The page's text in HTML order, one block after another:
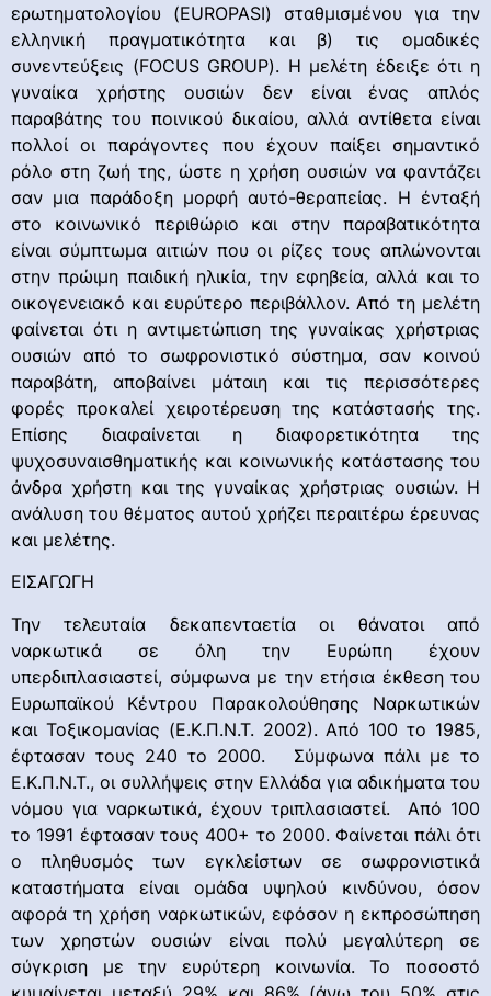
ερωτηματολογίου (EUROPASI) σταθμισμένου για την
ελληνική πραγματικότητα και β) τις ομαδικές
συνεντεύξεις (FOCUS GROUP). Η μελέτη έδειξε ότι η
γυναίκα χρήστης ουσιών δεν είναι ένας απλός
παραβάτης του ποινικού δικαίου, αλλά αντίθετα είναι
πολλοί οι παράγοντες που έχουν παίξει σημαντικό
ρόλο στη ζωή της, ώστε η χρήση ουσιών να φαντάζει
σαν μια παράδοξη μορφή αυτό-θεραπείας. Η ένταξή
στο κοινωνικό περιθώριο και στην παραβατικότητα
είναι σύμπτωμα αιτιών που οι ρίζες τους απλώνονται
στην πρώιμη παιδική ηλικία, την εφηβεία, αλλά και το
οικογενειακό και ευρύτερο περιβάλλον. Από τη μελέτη
φαίνεται ότι η αντιμετώπιση της γυναίκας χρήστριας
ουσιών από το σωφρονιστικό σύστημα, σαν κοινού
παραβάτη, αποβαίνει μάταιη και τις περισσότερες
φορές προκαλεί χειροτέρευση της κατάστασής της.
Επίσης διαφαίνεται η διαφορετικότητα της
ψυχοσυναισθηματικής και κοινωνικής κατάστασης του
άνδρα χρήστη και της γυναίκας χρήστριας ουσιών. Η
ανάλυση του θέματος αυτού χρήζει περαιτέρω έρευνας
και μελέτης.
ΕΙΣΑΓΩΓΗ
Την τελευταία δεκαπενταετία οι θάνατοι από
ναρκωτικά σε όλη την Ευρώπη έχουν
υπερδιπλασιαστεί, σύμφωνα με την ετήσια έκθεση του
Ευρωπαϊκού Κέντρου Παρακολούθησης Ναρκωτικών
και Τοξικομανίας (Ε.Κ.Π.Ν.Τ. 2002). Από 100 το 1985,
έφτασαν τους 240 το 2000. Σύμφωνα πάλι με το
Ε.Κ.Π.Ν.Τ., οι συλλήψεις στην Ελλάδα για αδικήματα του
νόμου για ναρκωτικά, έχουν τριπλασιαστεί. Από 100
το 1991 έφτασαν τους 400+ το 2000. Φαίνεται πάλι ότι
ο πληθυσμός των εγκλείστων σε σωφρονιστικά
καταστήματα είναι ομάδα υψηλού κινδύνου, όσον
αφορά τη χρήση ναρκωτικών, εφόσον η εκπροσώπηση
των χρηστών ουσιών είναι πολύ μεγαλύτερη σε
σύγκριση με την ευρύτερη κοινωνία. Το ποσοστό